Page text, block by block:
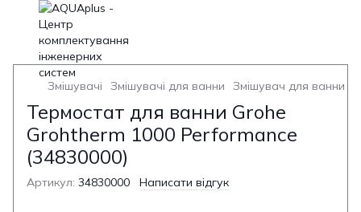
Змішувачі Змішувачі для ванни Змішувач для ванни з
Термостат для ванни Grohe
Grohtherm 1000 Performance
(34830000)
Артикул: 34830000 Написати відгук